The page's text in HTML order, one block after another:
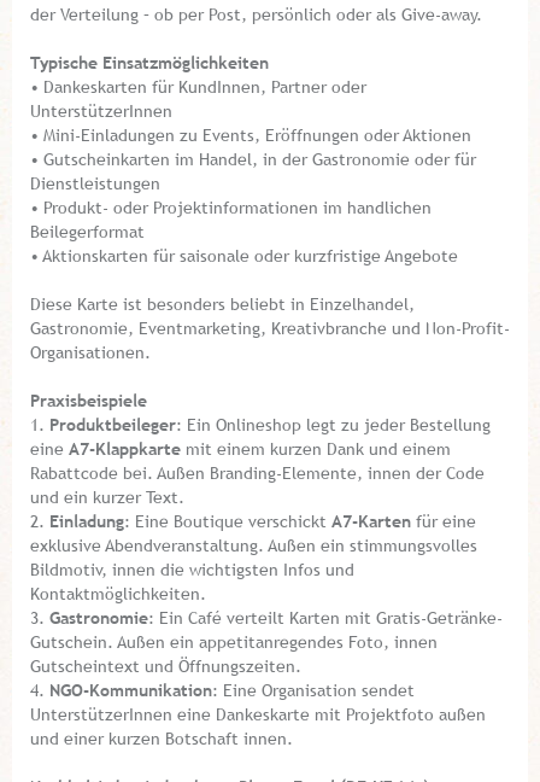
der Verteilung – ob per Post, persönlich oder als Give-away.
Typische Einsatzmöglichkeiten
• Dankeskarten für KundInnen, Partner oder
UnterstützerInnen
• Mini-Einladungen zu Events, Eröffnungen oder Aktionen
• Gutscheinkarten im Handel, in der Gastronomie oder für
Dienstleistungen
• Produkt- oder Projektinformationen im handlichen
Beilegerformat
• Aktionskarten für saisonale oder kurzfristige Angebote
Diese Karte ist besonders beliebt in Einzelhandel,
Gastronomie, Eventmarketing, Kreativbranche und Non-Profit-
Organisationen.
Praxisbeispiele
1. Produktbeileger: Ein Onlineshop legt zu jeder Bestellung
eine A7-Klappkarte mit einem kurzen Dank und einem
Rabattcode bei. Außen Branding-Elemente, innen der Code
und ein kurzer Text.
2. Einladung: Eine Boutique verschickt A7-Karten für eine
exklusive Abendveranstaltung. Außen ein stimmungsvolles
Bildmotiv, innen die wichtigsten Infos und
Kontaktmöglichkeiten.
3. Gastronomie: Ein Café verteilt Karten mit Gratis-Getränke-
Gutschein. Außen ein appetitanregendes Foto, innen
Gutscheintext und Öffnungszeiten.
4. NGO-Kommunikation: Eine Organisation sendet
UnterstützerInnen eine Dankeskarte mit Projektfoto außen
und einer kurzen Botschaft innen.